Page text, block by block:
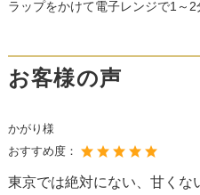
ラップをかけて電子レンジで1～2
お客様の声
かがり様
おすすめ度：
東京では絶対にない、甘くな